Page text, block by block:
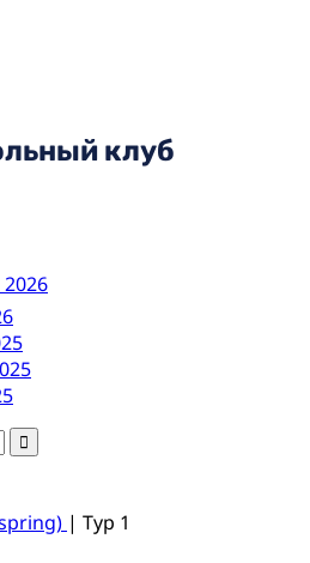
клуб
2026
| Тур 1